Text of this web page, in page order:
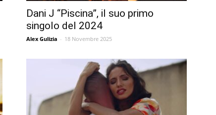
Dani J “Piscina”, il suo primo
singolo del 2024
Alex Gulizia - 18 Novembre 2025